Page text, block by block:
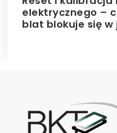
elektrycznego –
blat blokuje się w